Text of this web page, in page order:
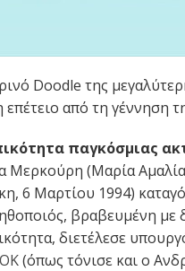
Doodle της
επέτειο από τη γέννηση
παγκόσμιας
Μερκούρη (Μαρία
6 Μαρτίου 1994)
βραβευμένη με
διετέλεσε
(όπως τόνισε και ο